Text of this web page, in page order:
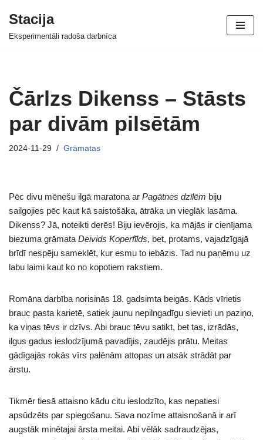
Skip
Stacija
Eksperimentāli radoša darbnīca
Čārlzs Dikenss – Stāsts
par divām pilsētām
2024-11-29 Grāmatas
Pēc divu mēnešu ilgā maratona ar Pagātnes dzīlēm biju
sailgojies pēc kaut kā saistošāka, ātrāka un vieglāk lasāma.
Dikenss? Jā, noteikti derēs! Biju ievērojis, ka mājās ir cienījama
biezuma grāmata Deivids Koperfīlds, bet, protams, vajadzīgajā
brīdī nespēju sameklēt, kur esmu to iebāzis. Tad nu paņēmu uz
labu laimi kaut ko no kopotiem rakstiem.
Romāna darbība norisinās 18. gadsimta beigās. Kāds vīrietis
brauc pasta karietē, satiek jaunu nepilngadīgu sievieti un paziņo,
ka viņas tēvs ir dzīvs. Abi brauc tēvu satikt, bet tas, izrādās,
ilgus gadus ieslodzījumā pavadījis, zaudējis prātu. Meitas
gādīgajās rokās vīrs palēnām attopas un atsāk strādāt par
ārstu.
Tikmēr tiesā attaisno kādu citu ieslodzīto, kas nepatiesi
apsūdzēts par spiegošanu. Sava nozīme attaisnošanā ir arī
augstāk minētajai ārsta meitai. Abi vēlāk sadraudzējas,